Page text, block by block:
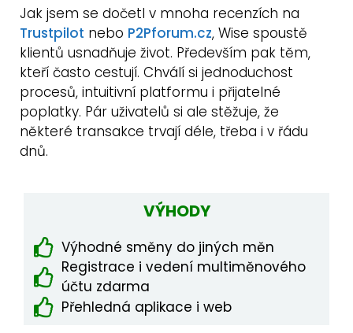
Jak jsem se dočetl v mnoha recenzích na
Trustpilot nebo P2Pforum.cz, Wise spoustě
klientů usnadňuje život. Především pak těm,
kteří často cestují. Chválí si jednoduchost
procesů, intuitivní platformu i přijatelné
poplatky. Pár uživatelů si ale stěžuje, že
některé transakce trvají déle, třeba i v řádu
dnů.
VÝHODY
Výhodné směny do jiných měn
Registrace i vedení multiměnového
účtu zdarma
Přehledná aplikace i web